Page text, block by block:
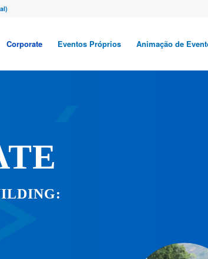
Corporate Eventos Próprios Animação de